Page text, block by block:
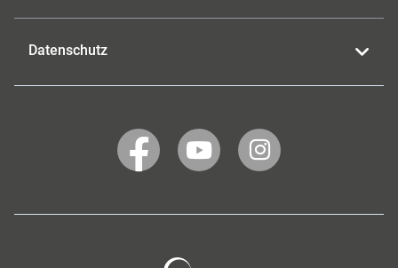
Datenschutz
WERTGARANTIE
auf
WERTGARANTIE
auf
WERTGARANTIE
auf